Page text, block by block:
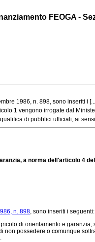
FEOGA -
1986, n. 898, sono inseriti i
1 vengono irrogate dal
di pubblici ufficiali, ai sensi
a norma dell'articolo 4
n. 898, sono inseriti i seguenti:
di orientamento e
non possedere o comunque